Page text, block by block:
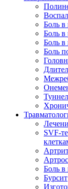
Боль в
Боль в
Боль в
Боль
SVF-
Боль в
Бурсит